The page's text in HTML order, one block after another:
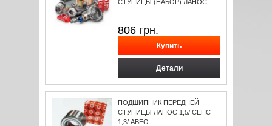
СТУПИЦЫ (НАБОР) ЛАНОС...
806 грн.
Детали
ПОДШИПНИК ПЕРЕДНЕЙ
СТУПИЦЫ ЛАНОС 1,5/ СЕНС
1,3/ АВЕО...